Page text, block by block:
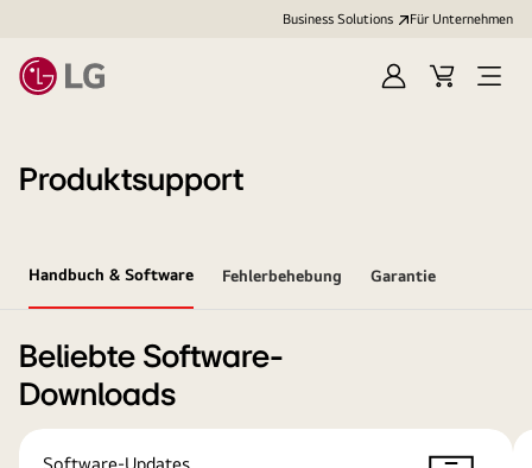
Business Solutions Für Unternehmen
Anmelden
Cart
Open
Produktsupport
Handbuch & Software Fehlerbehebung Garantie
Beliebte Software-
Downloads